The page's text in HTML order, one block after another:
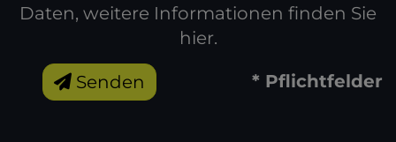
Daten, weitere Informationen finden Sie
hier.
Senden * Pflichtfelder